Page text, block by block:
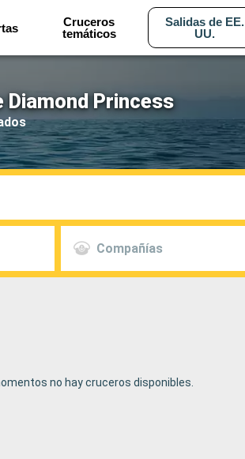
Cruceros
temáticos
Salidas de EE.
UU.
Princess
Compañías
no hay cruceros disponibles.